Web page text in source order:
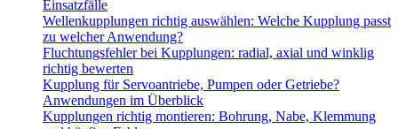
Einsatzfälle
Wellenkupplungen richtig auswählen: Welche Kupplung passt
zu welcher Anwendung?
Fluchtungsfehler bei Kupplungen: radial, axial und winklig
richtig bewerten
Kupplung für Servoantriebe, Pumpen oder Getriebe?
Anwendungen im Überblick
Kupplungen richtig montieren: Bohrung, Nabe, Klemmung